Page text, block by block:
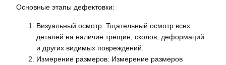
Основные этапы дефектовки:
Визуальный осмотр: Тщательный осмотр всех
деталей на наличие трещин, сколов, деформаций
и других видимых повреждений.
Измерение размеров: Измерение размеров